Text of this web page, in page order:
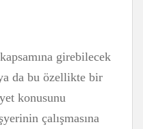
girebilecek
da bu özellikte bir
konusunu
çalışmasına